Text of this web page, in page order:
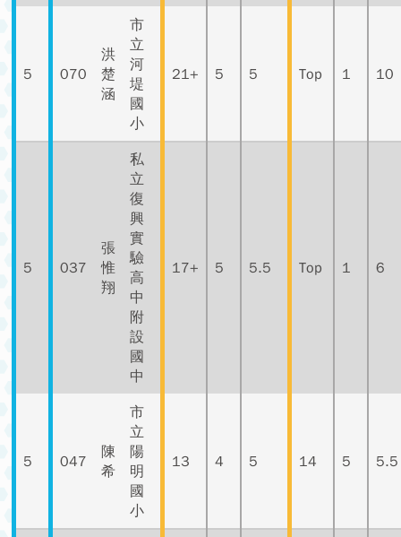
5 070
洪
楚
涵
市
立
河
堤
國
小
21+ 5 5 Top 1 10
5 037
張
惟
翔
私
立
復
興
實
驗
高
中
附
設
國
中
17+ 5 5.5 Top 1 6
5 047
陳
希
市
立
陽
明
國
小
13 4 5 14 5 5.5